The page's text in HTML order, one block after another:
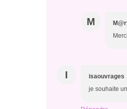
M
I isaouvrages
je souhaite